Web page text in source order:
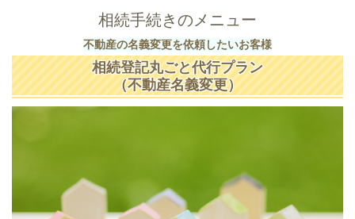
相続手続きのメニュー
不動産の名義変更を依頼したいお客様
相続登記丸ごと代行プラン
（不動産名義変更）